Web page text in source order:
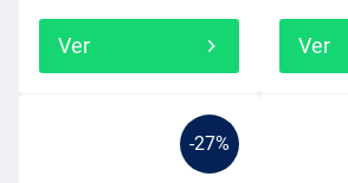
Ver Ver
-27%